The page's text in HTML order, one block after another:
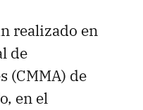
realizado en
de
(CMMA) de
en el